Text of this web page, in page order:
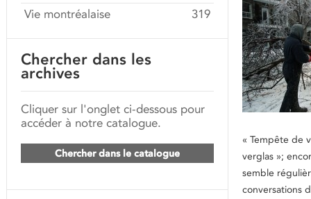
« Tempête de
verglas »;
semble
conversations
Vie montréalaise
319
Chercher dans les
archives
Cliquer sur l'onglet ci-dessous pour
accéder à notre catalogue.
Chercher dans le catalogue